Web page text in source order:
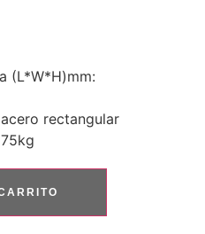
(L*W*H)mm:
rectangular